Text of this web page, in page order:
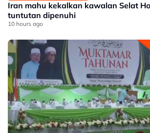
Iran mahu kekalkan kawalan Selat
tuntutan dipenuhi
10 hours ago